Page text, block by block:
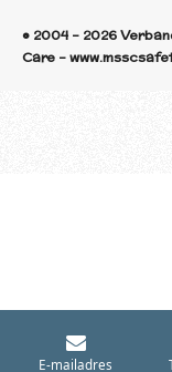
© 2004 - 2026
Care -
E-mailadres